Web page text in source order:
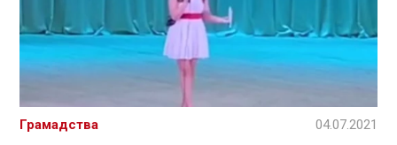
Грамадства 04.07.2021